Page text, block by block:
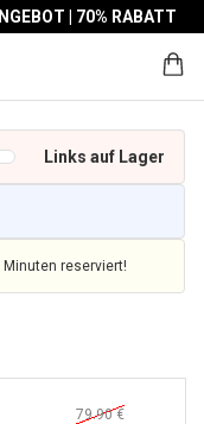
| 70% RABATT
Links auf Lager
Minuten reserviert!
79.90 €